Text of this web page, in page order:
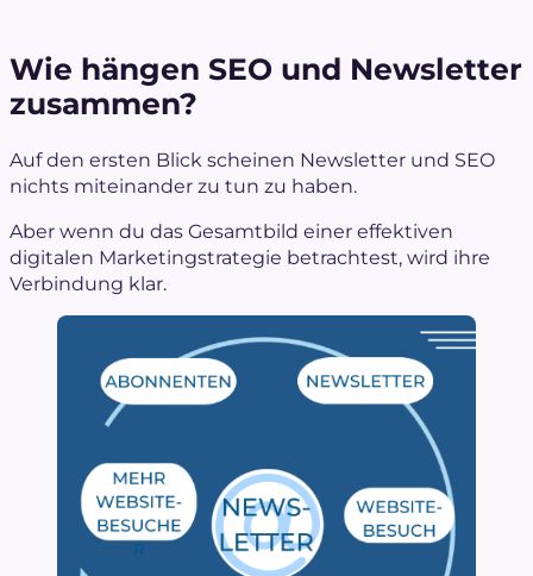
Wie hängen SEO und Newsletter
zusammen?
Auf den ersten Blick scheinen Newsletter und SEO
nichts miteinander zu tun zu haben.
Aber wenn du das Gesamtbild einer effektiven
digitalen Marketingstrategie betrachtest, wird ihre
Verbindung klar.